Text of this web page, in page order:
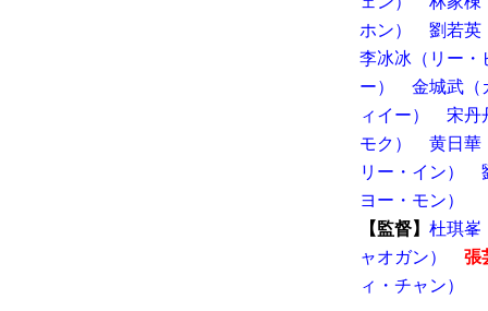
ホン）
劉若英
李冰冰（リー・
ー）
金城武（
ィイー）
宋丹
モク）
黄日華
リー・イン）
ヨー・モン）
【監督】 杜琪峯
ャオガン）
張
ィ・チャン）